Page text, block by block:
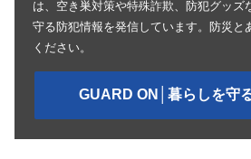
は、空き巣対策や特殊詐欺、防犯グッズ
守る防犯情報を発信しています。防災と
ください。
GUARD ON│暮らしを守